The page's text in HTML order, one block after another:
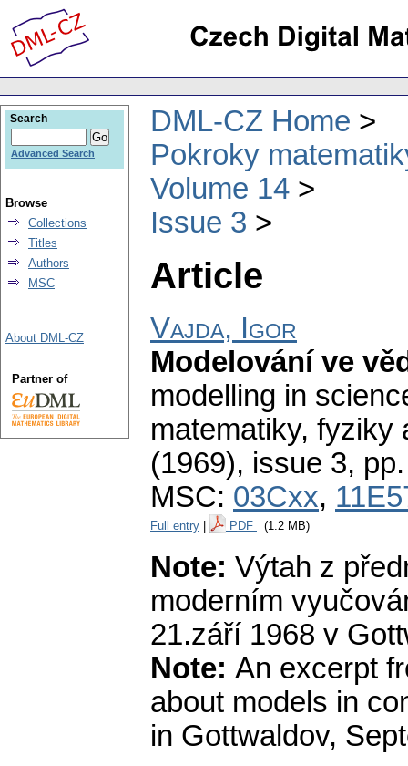
DML-CZ Home
Pokroky
Volume 14
Issue 3
Article
Vajda, Igor
Modelování ve
modelling in
matematiky, fyziky
(1969), issue 3,
MSC: 03Cxx,
Full entry PDF (1.2 MB)
Note: Výtah z
moderním
21.září 1968 v
Note: An excerpt
about models in
in Gottwaldov,
Search
Advanced Search
Browse
Collections
Titles
Authors
MSC
About DML-CZ
Partner of